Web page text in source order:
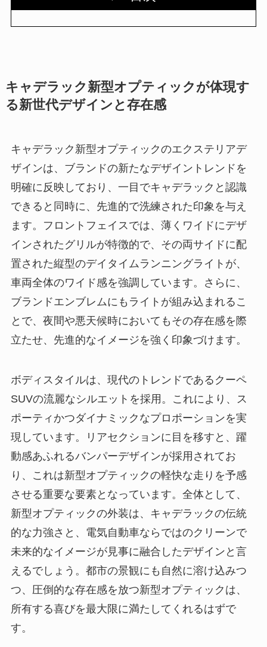
キャデラック新型オプティックが体現す
る新世代デザインと存在感
キャデラック新型オプティックのエクステリアデ
ザインは、ブランドの新たなデザイントレンドを
明確に反映しており、一目でキャデラックと認識
できると同時に、先進的で洗練された印象を与え
ます。フロントフェイスでは、薄くワイドにデザ
インされたグリルが特徴的で、その両サイドに配
置された縦型のデイタイムランニングライトが、
車両全体のワイド感を強調しています。さらに、
ブランドエンブレムにもライトが組み込まれるこ
とで、夜間や悪天候時においてもその存在感を際
立たせ、先進的なイメージを強く印象づけます。
ボディスタイルは、現代のトレンドであるクーペ
SUVの流麗なシルエットを採用。これにより、ス
ポーティかつダイナミックなプロポーションを実
現しています。リアセクションに目を移すと、躍
動感あふれるバンパーデザインが採用されてお
り、これは新型オプティックの軽快な走りを予感
させる重要な要素となっています。全体として、
新型オプティックの外装は、キャデラックの伝統
的な力強さと、電気自動車ならではのクリーンで
未来的なイメージが見事に融合したデザインと言
えるでしょう。都市の景観にも自然に溶け込みつ
つ、圧倒的な存在感を放つ新型オプティックは、
所有する喜びを最大限に満たしてくれるはずで
す。